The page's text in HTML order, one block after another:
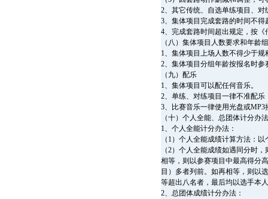
2、其它传统、自选单练项目、
3、集体项目完成套路的时间不得
4、完成套路时间超出规定，按
（八）集体项目人数要求和年龄
1、集体项目上场人数不得少于
2、集体项目分组年龄按报名时
（九）配乐
1、集体项目可以配任何音乐。
2、单练、对练项目一律不准配乐
3、比赛音乐一律使用光盘或
（十）个人全能、总团体计分办
1、个人全能计分办法：
（1）个人全能成绩计算方法：
（2）个人全能成绩如遇同分时
相等，则以参赛项目中最高得分
目）多者列前。如再相等，则以
等超出八名者，最后均以选手本
2、总团体成绩计分办法：